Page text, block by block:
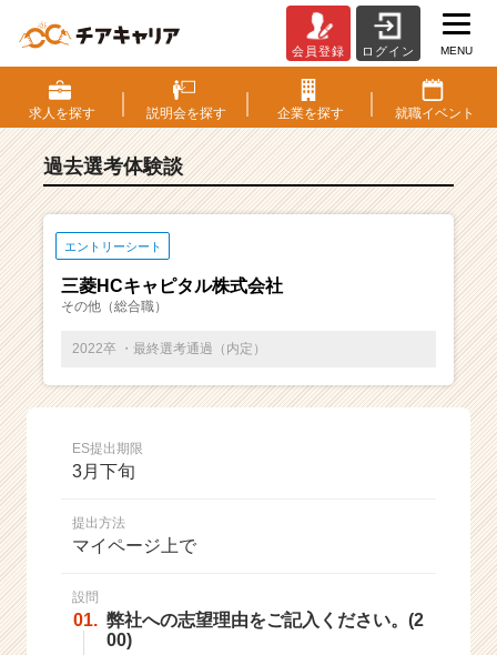
S・
選
考
験
ベ
チ
ー・
成
ス
ト
会員登録 ログイン MENU
求人を探す 説明会を探す 企業を探す 就職イベント
過去選考体験談
エントリーシート
三菱HCキャピタル株式会社
その他（総合職）
2022卒 ・最終選考通過（内定）
ES提出期限
3月下旬
提出方法
マイページ上で
設問
01. 弊社への志望理由をご記入ください。(2
00)